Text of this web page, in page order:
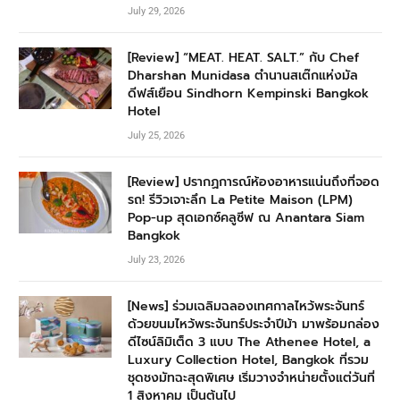
July 29, 2026
[Review] “MEAT. HEAT. SALT.” กับ Chef
Dharshan Munidasa ตำนานสเต๊กแห่งมัล
ดีฟส์เยือน Sindhorn Kempinski Bangkok
Hotel
July 25, 2026
[Review] ปรากฏการณ์ห้องอาหารแน่นถึงที่จอด
รถ! รีวิวเจาะลึก La Petite Maison (LPM)
Pop-up สุดเอกซ์คลูซีฟ ณ Anantara Siam
Bangkok
July 23, 2026
[News] ร่วมเฉลิมฉลองเทศกาลไหว้พระจันทร์
ด้วยขนมไหว้พระจันทร์ประจำปีม้า มาพร้อมกล่อง
ดีไซน์ลิมิเต็ด 3 แบบ The Athenee Hotel, a
Luxury Collection Hotel, Bangkok ที่รวม
ชุดชงมัทฉะสุดพิเศษ เริ่มวางจำหน่ายตั้งแต่วันที่
1 สิงหาคม เป็นต้นไป